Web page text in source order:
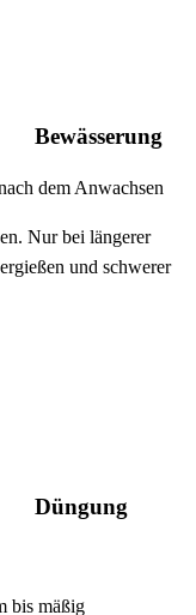
Bewässerung
dem Anwachsen
Nur bei längerer
und schwerer
Düngung
bis mäßig